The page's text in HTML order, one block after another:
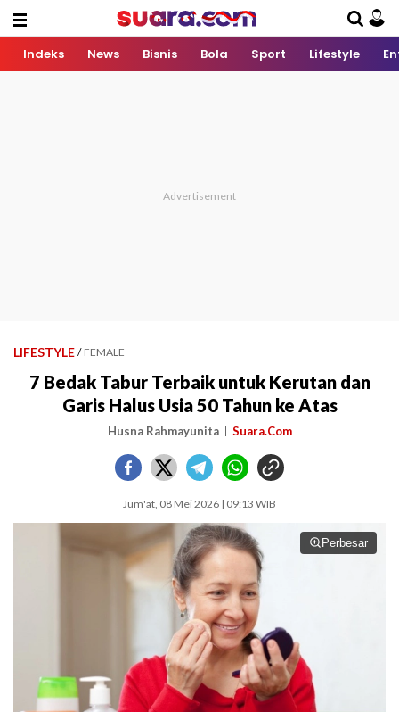
Indeks News Bisnis Bola Sport Lifestyle
LIFESTYLE / FEMALE
7 Bedak Tabur Terbaik untuk Kerutan dan
Garis Halus Usia 50 Tahun ke Atas
Husna Rahmayunita Suara.Com
Jum'at, 08 Mei 2026 | 09:13 WIB
Perbesar